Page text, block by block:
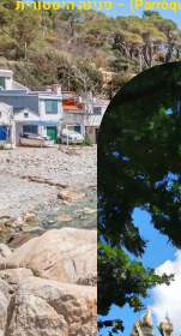
כנסיית סנטה מריה (Parròquia de Santa Maria) – פנינה היסטורית